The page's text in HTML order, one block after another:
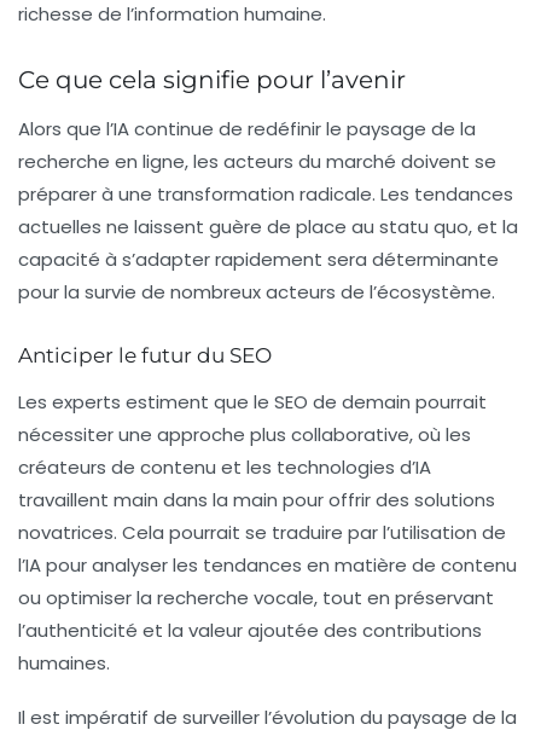
richesse de l’information humaine.
Ce que cela signifie pour l’avenir
Alors que l’IA continue de redéfinir le paysage de la
recherche en ligne, les acteurs du marché doivent se
préparer à une transformation radicale. Les tendances
actuelles ne laissent guère de place au statu quo, et la
capacité à s’adapter rapidement sera déterminante
pour la survie de nombreux acteurs de l’écosystème.
Anticiper le futur du SEO
Les experts estiment que le SEO de demain pourrait
nécessiter une approche plus collaborative, où les
créateurs de contenu et les technologies d’IA
travaillent main dans la main pour offrir des solutions
novatrices. Cela pourrait se traduire par l’utilisation de
l’IA pour analyser les tendances en matière de contenu
ou optimiser la recherche vocale, tout en préservant
l’authenticité et la valeur ajoutée des contributions
humaines.
Il est impératif de surveiller l’évolution du paysage de la